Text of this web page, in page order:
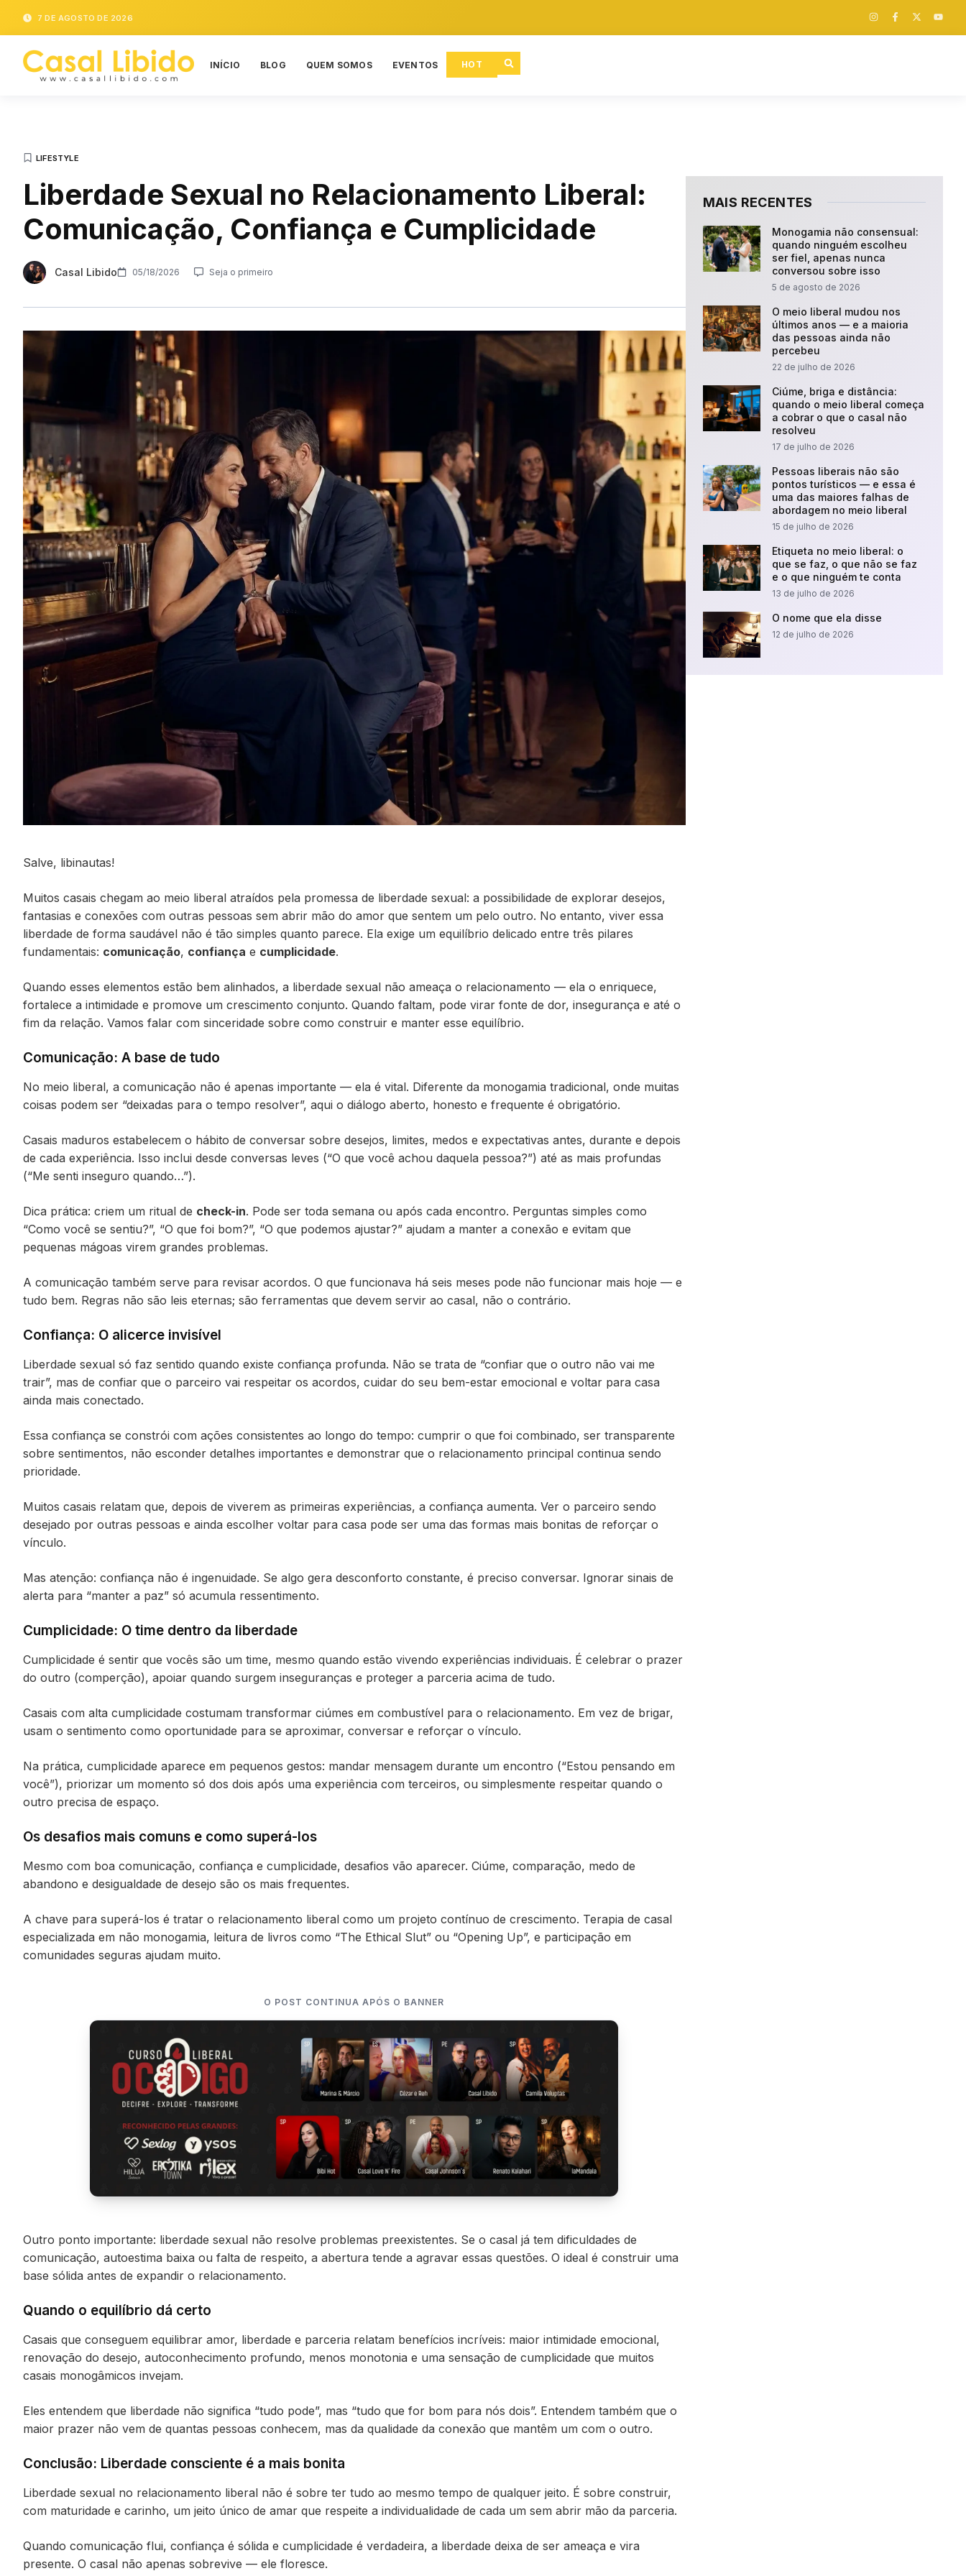
7 DE AGOSTO DE 2026
INÍCIO BLOG QUEM SOMOS EVENTOS HOT
LIFESTYLE
Liberdade Sexual no Relacionamento Liberal:
Comunicação, Confiança e Cumplicidade
Casal Libido 05/18/2026 Seja o primeiro
Salve, libinautas!
Muitos casais chegam ao meio liberal atraídos pela promessa de liberdade sexual: a possibilidade de explorar desejos,
fantasias e conexões com outras pessoas sem abrir mão do amor que sentem um pelo outro. No entanto, viver essa
liberdade de forma saudável não é tão simples quanto parece. Ela exige um equilíbrio delicado entre três pilares
fundamentais: comunicação, confiança e cumplicidade.
Quando esses elementos estão bem alinhados, a liberdade sexual não ameaça o relacionamento — ela o enriquece,
fortalece a intimidade e promove um crescimento conjunto. Quando faltam, pode virar fonte de dor, insegurança e até o
fim da relação. Vamos falar com sinceridade sobre como construir e manter esse equilíbrio.
Comunicação: A base de tudo
No meio liberal, a comunicação não é apenas importante — ela é vital. Diferente da monogamia tradicional, onde muitas
coisas podem ser “deixadas para o tempo resolver”, aqui o diálogo aberto, honesto e frequente é obrigatório.
Casais maduros estabelecem o hábito de conversar sobre desejos, limites, medos e expectativas antes, durante e depois
de cada experiência. Isso inclui desde conversas leves (“O que você achou daquela pessoa?”) até as mais profundas
(“Me senti inseguro quando…”).
Dica prática: criem um ritual de check-in. Pode ser toda semana ou após cada encontro. Perguntas simples como
“Como você se sentiu?”, “O que foi bom?”, “O que podemos ajustar?” ajudam a manter a conexão e evitam que
pequenas mágoas virem grandes problemas.
A comunicação também serve para revisar acordos. O que funcionava há seis meses pode não funcionar mais hoje — e
tudo bem. Regras não são leis eternas; são ferramentas que devem servir ao casal, não o contrário.
Confiança: O alicerce invisível
Liberdade sexual só faz sentido quando existe confiança profunda. Não se trata de “confiar que o outro não vai me
trair”, mas de confiar que o parceiro vai respeitar os acordos, cuidar do seu bem-estar emocional e voltar para casa
ainda mais conectado.
Essa confiança se constrói com ações consistentes ao longo do tempo: cumprir o que foi combinado, ser transparente
sobre sentimentos, não esconder detalhes importantes e demonstrar que o relacionamento principal continua sendo
prioridade.
Muitos casais relatam que, depois de viverem as primeiras experiências, a confiança aumenta. Ver o parceiro sendo
desejado por outras pessoas e ainda escolher voltar para casa pode ser uma das formas mais bonitas de reforçar o
vínculo.
Mas atenção: confiança não é ingenuidade. Se algo gera desconforto constante, é preciso conversar. Ignorar sinais de
alerta para “manter a paz” só acumula ressentimento.
Cumplicidade: O time dentro da liberdade
Cumplicidade é sentir que vocês são um time, mesmo quando estão vivendo experiências individuais. É celebrar o prazer
do outro (comperção), apoiar quando surgem inseguranças e proteger a parceria acima de tudo.
Casais com alta cumplicidade costumam transformar ciúmes em combustível para o relacionamento. Em vez de brigar,
usam o sentimento como oportunidade para se aproximar, conversar e reforçar o vínculo.
Na prática, cumplicidade aparece em pequenos gestos: mandar mensagem durante um encontro (“Estou pensando em
você”), priorizar um momento só dos dois após uma experiência com terceiros, ou simplesmente respeitar quando o
outro precisa de espaço.
Os desafios mais comuns e como superá-los
Mesmo com boa comunicação, confiança e cumplicidade, desafios vão aparecer. Ciúme, comparação, medo de
abandono e desigualdade de desejo são os mais frequentes.
A chave para superá-los é tratar o relacionamento liberal como um projeto contínuo de crescimento. Terapia de casal
especializada em não monogamia, leitura de livros como “The Ethical Slut” ou “Opening Up”, e participação em
comunidades seguras ajudam muito.
O POST CONTINUA APÓS O BANNER
Outro ponto importante: liberdade sexual não resolve problemas preexistentes. Se o casal já tem dificuldades de
comunicação, autoestima baixa ou falta de respeito, a abertura tende a agravar essas questões. O ideal é construir uma
base sólida antes de expandir o relacionamento.
Quando o equilíbrio dá certo
Casais que conseguem equilibrar amor, liberdade e parceria relatam benefícios incríveis: maior intimidade emocional,
renovação do desejo, autoconhecimento profundo, menos monotonia e uma sensação de cumplicidade que muitos
casais monogâmicos invejam.
Eles entendem que liberdade não significa “tudo pode”, mas “tudo que for bom para nós dois”. Entendem também que o
maior prazer não vem de quantas pessoas conhecem, mas da qualidade da conexão que mantêm um com o outro.
Conclusão: Liberdade consciente é a mais bonita
Liberdade sexual no relacionamento liberal não é sobre ter tudo ao mesmo tempo de qualquer jeito. É sobre construir,
com maturidade e carinho, um jeito único de amar que respeite a individualidade de cada um sem abrir mão da parceria.
Quando comunicação flui, confiança é sólida e cumplicidade é verdadeira, a liberdade deixa de ser ameaça e vira
presente. O casal não apenas sobrevive — ele floresce.
MAIS RECENTES
Monogamia não consensual:
quando ninguém escolheu
ser fiel, apenas nunca
conversou sobre isso
5 de agosto de 2026
O meio liberal mudou nos
últimos anos — e a maioria
das pessoas ainda não
percebeu
22 de julho de 2026
Ciúme, briga e distância:
quando o meio liberal começa
a cobrar o que o casal não
resolveu
17 de julho de 2026
Pessoas liberais não são
pontos turísticos — e essa é
uma das maiores falhas de
abordagem no meio liberal
15 de julho de 2026
Etiqueta no meio liberal: o
que se faz, o que não se faz
e o que ninguém te conta
13 de julho de 2026
O nome que ela disse
12 de julho de 2026